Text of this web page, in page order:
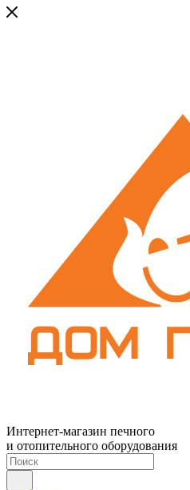
Интернет-магазин печного
и отопительного оборудования